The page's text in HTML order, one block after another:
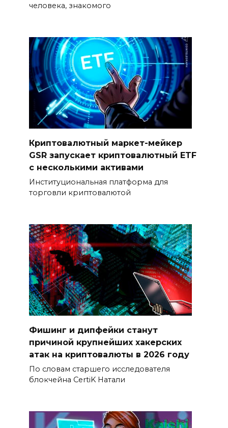
человека, знакомого
Криптовалютный маркет-мейкер
GSR запускает криптовалютный ETF
с несколькими активами
Институциональная платформа для
торговли криптовалютой
Фишинг и дипфейки станут
причиной крупнейших хакерских
атак на криптовалюты в 2026 году
По словам старшего исследователя
блокчейна CertiK Натали